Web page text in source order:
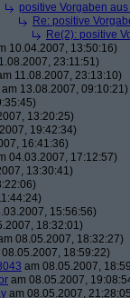
positive Vorgaben
Re: positive
Re(2): positive
10.04.2007, 13:50:16)
23:11:51)
11.08.2007, 23:13:10)
am 13.08.2007, 09:10:21)
13:20:25)
19:42:34)
16:41:36)
04.03.2007, 17:12:57)
13:30:41)
15:56:56)
18:32:01)
08.05.2007, 18:32:27)
18:59:22)
am 08.05.2007,
am 08.05.2007,
am 08.05.2007,